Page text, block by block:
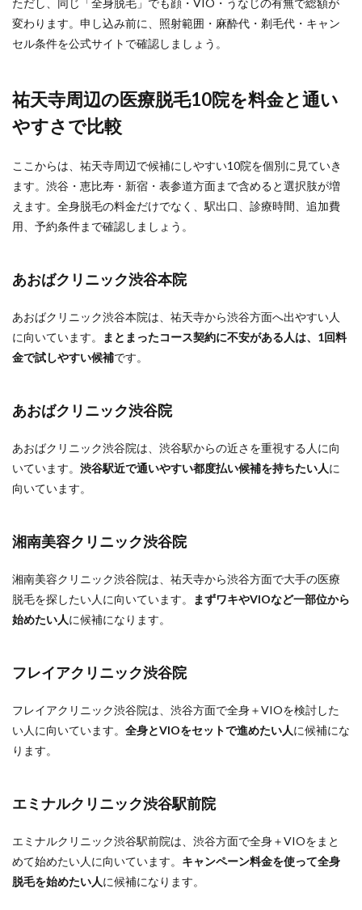
ただし、同じ「全身脱毛」でも顔・VIO・うなじの有無で総額が
変わります。申し込み前に、照射範囲・麻酔代・剃毛代・キャン
セル条件を公式サイトで確認しましょう。
祐天寺周辺の医療脱毛10院を料金と通い
やすさで比較
ここからは、祐天寺周辺で候補にしやすい10院を個別に見ていき
ます。渋谷・恵比寿・新宿・表参道方面まで含めると選択肢が増
えます。全身脱毛の料金だけでなく、駅出口、診療時間、追加費
用、予約条件まで確認しましょう。
あおばクリニック渋谷本院
あおばクリニック渋谷本院は、祐天寺から渋谷方面へ出やすい人
に向いています。
まとまったコース契約に不安がある人は、1回料
金で試しやすい候補です。
あおばクリニック渋谷院
あおばクリニック渋谷院は、渋谷駅からの近さを重視する人に向
いています。 渋谷駅近で通いやすい都度払い候補を持ちたい人に
向いています。
湘南美容クリニック渋谷院
湘南美容クリニック渋谷院は、祐天寺から渋谷方面で大手の医療
脱毛を探したい人に向いています。
まずワキやVIOなど一部位から
始めたい人に候補になります。
フレイアクリニック渋谷院
フレイアクリニック渋谷院は、渋谷方面で全身＋VIOを検討した
い人に向いています。 全身とVIOをセットで進めたい人に候補にな
ります。
エミナルクリニック渋谷駅前院
エミナルクリニック渋谷駅前院は、渋谷方面で全身＋VIOをまと
めて始めたい人に向いています。 キャンペーン料金を使って全身
脱毛を始めたい人に候補になります。